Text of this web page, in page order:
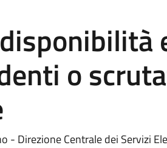
o
- Direzione Centrale dei Servizi